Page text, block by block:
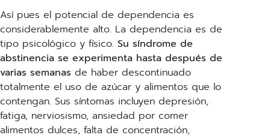
Así pues el potencial de dependencia es
considerablemente alto. La dependencia es de
tipo psicológico y físico. Su síndrome de
abstinencia se experimenta hasta después de
varias semanas de haber descontinuado
totalmente el uso de azúcar y alimentos que lo
contengan. Sus síntomas incluyen depresión,
fatiga, nerviosismo, ansiedad por comer
alimentos dulces, falta de concentración,